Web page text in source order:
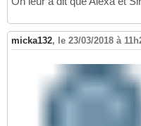
micka132, le 23/03/2018 à